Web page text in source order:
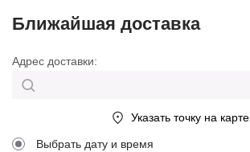
Ближайшая доставка
Адрес доставки:
Указать точку на карте
Выбрать дату и время